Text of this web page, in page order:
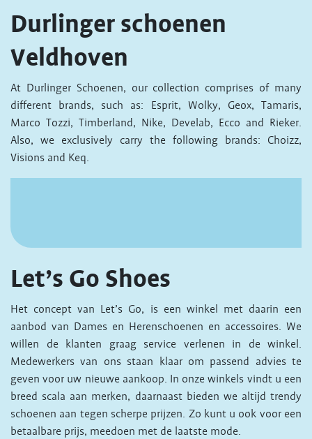
Durlinger schoenen
Veldhoven
At Durlinger Schoenen, our collection comprises of many
different brands, such as: Esprit, Wolky, Geox, Tamaris,
Marco Tozzi, Timberland, Nike, Develab, Ecco and Rieker.
Also, we exclusively carry the following brands: Choizz,
Visions and Keq.
Let’s Go Shoes
Het concept van Let’s Go, is een winkel met daarin een
aanbod van Dames en Herenschoenen en accessoires. We
willen de klanten graag service verlenen in de winkel.
Medewerkers van ons staan klaar om passend advies te
geven voor uw nieuwe aankoop. In onze winkels vindt u een
breed scala aan merken, daarnaast bieden we altijd trendy
schoenen aan tegen scherpe prijzen. Zo kunt u ook voor een
betaalbare prijs, meedoen met de laatste mode.